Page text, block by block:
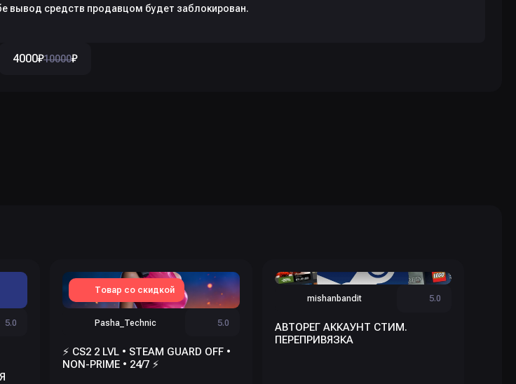
вывод средств продавцом будет заблокирован.
4000₽10000₽
5.0
Товар со скидкой
Pasha_Technic 5.0
⚡ CS2 2 LVL • STEAM GUARD OFF •
NON-PRIME • 24/7 ⚡
mishanbandit 5.0
АВТОРЕГ АККАУНТ СТИМ.
ПЕРЕПРИВЯЗКА